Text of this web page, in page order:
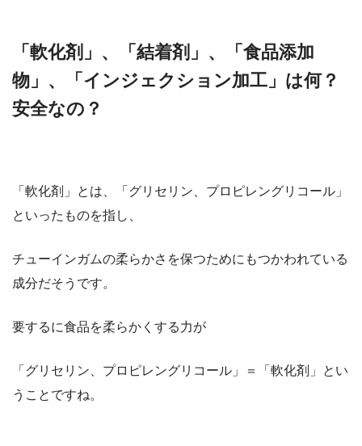
「軟化剤」、「結着剤」、「食品添加
物」、「インジェクション加工」は何？
安全なの？
「軟化剤」とは、「グリセリン、プロピレングリコール」
といったものを指し、
チューインガムの柔らかさを保つためにもつかわれている
成分だそうです。
要するに食品を柔らかくする力が
「グリセリン、プロピレングリコール」＝「軟化剤」とい
うことですね。